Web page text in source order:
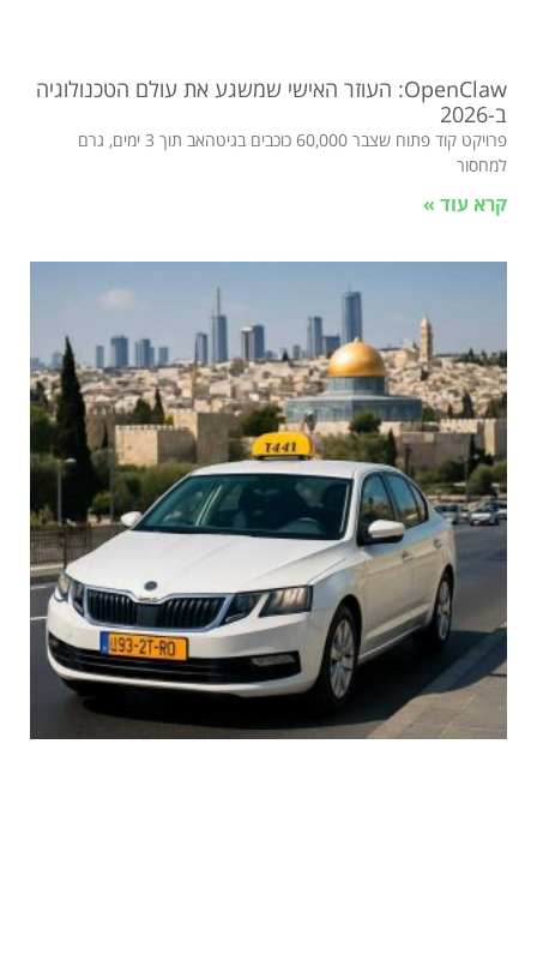
OpenClaw: העוזר האישי שמשגע את עולם הטכנולוגיה
ב-2026
פרויקט קוד פתוח שצבר 60,000 כוכבים בגיטהאב תוך 3 ימים, גרם
למחסור
קרא עוד »